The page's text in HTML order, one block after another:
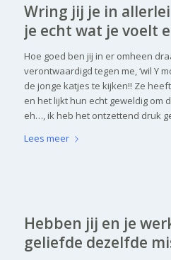
Wring jij je in
je echt wat je voelt
Hoe goed ben jij in er omheen
verontwaardigd tegen me, ‘wil Y
de jonge katjes te kijken!! Ze
en het lijkt hun echt geweldig om
eh…, ik heb het ontzettend druk
Lees meer
Hebben jij en je
geliefde dezelfde